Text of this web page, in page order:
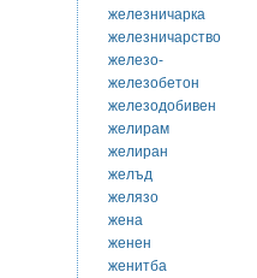
железничарка
железничарство
железо-
железобетон
железодобивен
желирам
желиран
желъд
желязо
жена
женен
женитба